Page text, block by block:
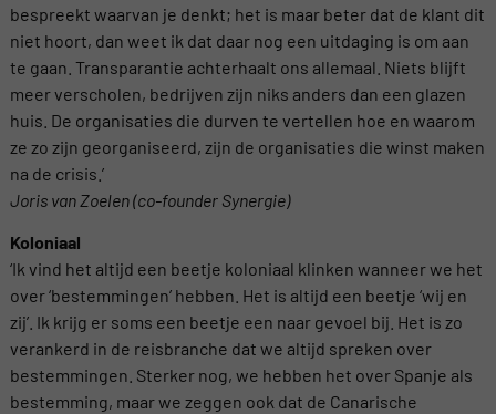
bespreekt waarvan je denkt; het is maar beter dat de klant dit
niet hoort, dan weet ik dat daar nog een uitdaging is om aan
te gaan. Transparantie achterhaalt ons allemaal. Niets blijft
meer verscholen, bedrijven zijn niks anders dan een glazen
huis. De organisaties die durven te vertellen hoe en waarom
ze zo zijn georganiseerd, zijn de organisaties die winst maken
na de crisis.’
Joris van Zoelen (co-founder Synergie)
Koloniaal
‘Ik vind het altijd een beetje koloniaal klinken wanneer we het
over ‘bestemmingen’ hebben. Het is altijd een beetje ‘wij en
zij’. Ik krijg er soms een beetje een naar gevoel bij. Het is zo
verankerd in de reisbranche dat we altijd spreken over
bestemmingen. Sterker nog, we hebben het over Spanje als
bestemming, maar we zeggen ook dat de Canarische